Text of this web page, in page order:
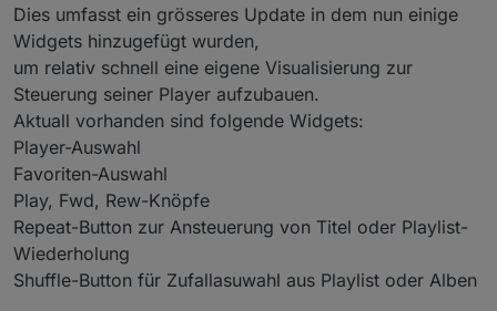
Dies umfasst ein grösseres Update in dem nun einige
Widgets hinzugefügt wurden,
um relativ schnell eine eigene Visualisierung zur
Steuerung seiner Player aufzubauen.
Aktuall vorhanden sind folgende Widgets:
Player-Auswahl
Favoriten-Auswahl
Play, Fwd, Rew-Knöpfe
Repeat-Button zur Ansteuerung von Titel oder Playlist-
Wiederholung
Shuffle-Button für Zufallasuwahl aus Playlist oder Alben